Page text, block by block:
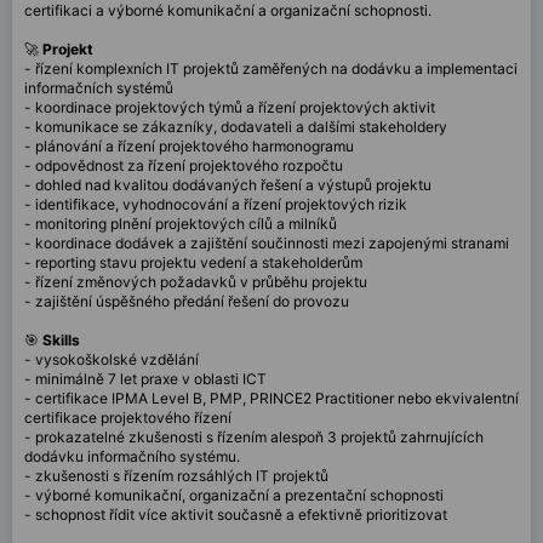
certifikaci a výborné komunikační a organizační schopnosti.
🚀 Projekt
- řízení komplexních IT projektů zaměřených na dodávku a implementaci
informačních systémů
- koordinace projektových týmů a řízení projektových aktivit
- komunikace se zákazníky, dodavateli a dalšími stakeholdery
- plánování a řízení projektového harmonogramu
- odpovědnost za řízení projektového rozpočtu
- dohled nad kvalitou dodávaných řešení a výstupů projektu
- identifikace, vyhodnocování a řízení projektových rizik
- monitoring plnění projektových cílů a milníků
- koordinace dodávek a zajištění součinnosti mezi zapojenými stranami
- reporting stavu projektu vedení a stakeholderům
- řízení změnových požadavků v průběhu projektu
- zajištění úspěšného předání řešení do provozu
🎯 Skills
- vysokoškolské vzdělání
- minimálně 7 let praxe v oblasti ICT
- certifikace IPMA Level B, PMP, PRINCE2 Practitioner nebo ekvivalentní
certifikace projektového řízení
- prokazatelné zkušenosti s řízením alespoň 3 projektů zahrnujících
dodávku informačního systému.
- zkušenosti s řízením rozsáhlých IT projektů
- výborné komunikační, organizační a prezentační schopnosti
- schopnost řídit více aktivit současně a efektivně prioritizovat